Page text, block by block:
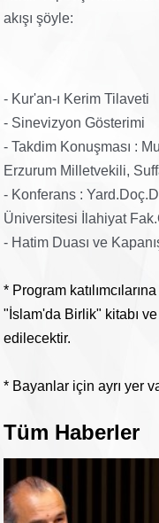
akışı şöyle:
- Kur'an-ı Kerim Tilaveti
- Sinevizyon Gösterimi
- Takdim Konuşması :
Erzurum Milletvekili,
- Konferans :
Üniversitesi İlahiyat
- Hatim Duası ve
* Program
"İslam'da Birlik" kitabı
edilecektir.
* Bayanlar için ayrı yer
Tüm Haberler